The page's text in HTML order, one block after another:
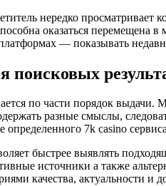
нередко
оказаться
— показывать
поисковых
по части порядок
разные смыслы,
определенного 7k casino
быстрее выявлять
источники а также
качества, актуальности и